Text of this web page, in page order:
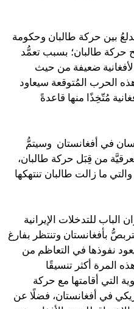
بين حركة طالبان وحكومة
حركة طالبان؛ بسبب تعمُّد
الأفغانية ضعيفة من حيث
الحرب المُتوقعة سيعاود
مُتّخِذًا منها قاعدةً
في أفغانستان وسيتمُّ
من قِبَل حركة طالبان،
ما زالت طالبان تنتهكها
الباب للتدخلات الإيرانية
بأفغانستان وتنتظر بفارغ
نفوذها في التعاظم من
المرة أكثر تنسيقًا
التي أقامتها مع حركة
في أفغانستان، فضلًا عن